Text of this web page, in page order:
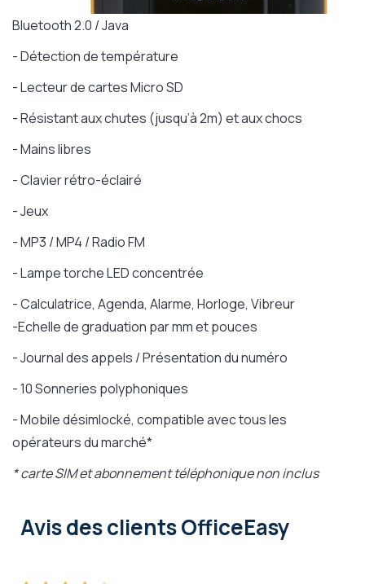
Bluetooth 2.0 / Java
- Détection de température
- Lecteur de cartes Micro SD
- Résistant aux chutes (jusqu’à 2m) et aux chocs
- Mains libres
- Clavier rétro-éclairé
- Jeux
- MP3 / MP4 / Radio FM
- Lampe torche LED concentrée
- Calculatrice, Agenda, Alarme, Horloge, Vibreur
-Echelle de graduation par mm et pouces
- Journal des appels / Présentation du numéro
- 10 Sonneries polyphoniques
- Mobile désimlocké, compatible avec tous les
opérateurs du marché*
* carte SIM et abonnement téléphonique non inclus
Avis des clients OfficeEasy